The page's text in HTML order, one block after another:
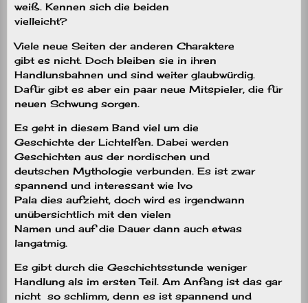
weiß. Kennen sich die beiden
vielleicht?
Viele neue Seiten der anderen Charaktere
gibt es nicht. Doch bleiben sie in ihren
Handlunsbahnen und sind weiter glaubwürdig.
Dafür gibt es aber ein paar neue Mitspieler, die für
neuen Schwung sorgen.
Es geht in diesem Band viel um die
Geschichte der Lichtelfen. Dabei werden
Geschichten aus der nordischen und
deutschen Mythologie verbunden. Es ist zwar
spannend und interessant wie Ivo
Pala dies aufzieht, doch wird es irgendwann
unübersichtlich mit den vielen
Namen und auf die Dauer dann auch etwas
langatmig.
Es gibt durch die Geschichtsstunde weniger
Handlung als im ersten Teil. Am Anfang ist das gar
nicht so schlimm, denn es ist spannend und